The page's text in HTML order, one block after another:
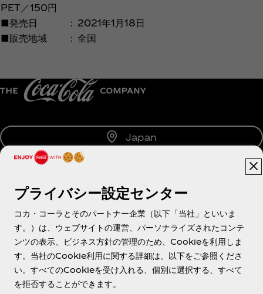
PET／150円
■発売日
： 2021年1月18日
■販売地域
： 全国
Japan
About us
Need help?
プライバシー設定センター
コカ・コーラとそのパートナー企業（以下「当社」といいま
す。）は、ウェブサイトの運営、パーソナライズされたコンテ
ンツの表示、ビジネス方針の管理のため、Cookieを利用しま
す。当社のCookie利用に関する詳細は、以下をご参照くださ
い。すべてのCookieを受け入れる、個別に選択する、すべて
を拒否することができます。